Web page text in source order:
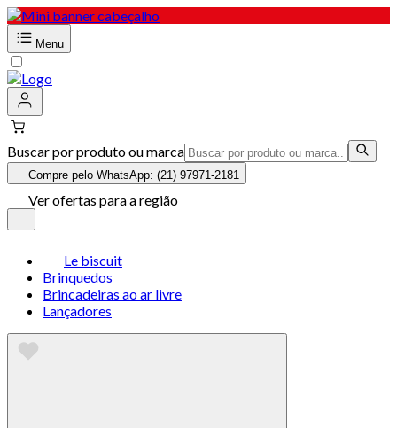
Menu
Buscar por produto ou marca
Compre pelo WhatsApp: (21) 97971-2181
Ver ofertas para a região
Le biscuit
Brinquedos
Brincadeiras ao ar livre
Lançadores